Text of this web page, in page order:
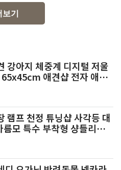
보기
강아지 체중계 디지털 저울
애견샵 전자 애완
램프 천정 튜닝샵 사각등 대
름모 특수 부착형 샹들리에
살표 동물병원 헬스장